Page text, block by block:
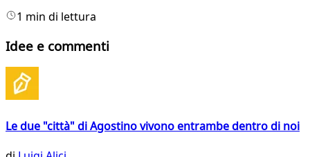
1 min di lettura
Idee e commenti
Le due "città" di Agostino vivono entrambe dentro di noi